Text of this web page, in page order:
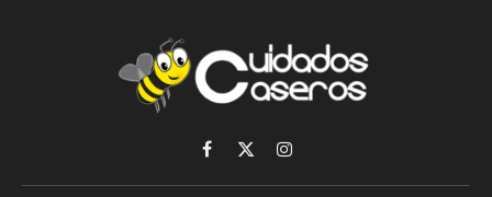
Facebook
X
(Twitter)
Instagram